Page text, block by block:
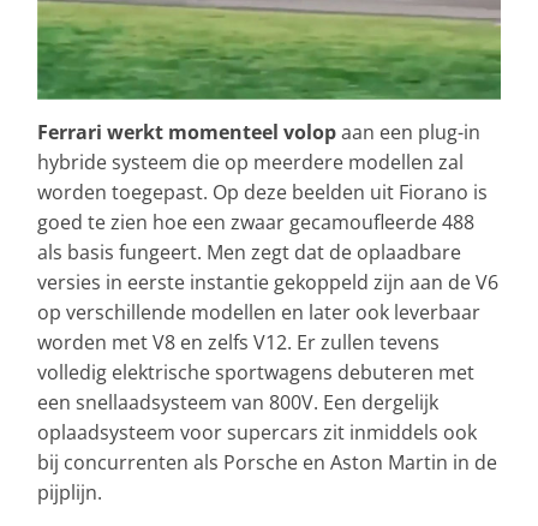
Ferrari werkt momenteel volopaan een plug-in
hybride systeem die op meerdere modellen zal
worden toegepast. Op deze beelden uit Fiorano is
goed te zien hoe een zwaar gecamoufleerde 488
als basis fungeert. Men zegt dat de oplaadbare
versies in eerste instantie gekoppeld zijn aan de V6
op verschillende modellen en later ook leverbaar
worden met V8 en zelfs V12. Er zullen tevens
volledig elektrische sportwagens debuteren met
een snellaadsysteem van 800V. Een dergelijk
oplaadsysteem voor supercars zit inmiddels ook
bij concurrenten als Porsche en Aston Martin in de
pijplijn.